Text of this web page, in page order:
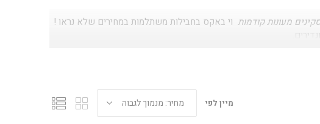
וי באקס בחבילות משתלמות במחירים שלא נראו !
מיין לפי